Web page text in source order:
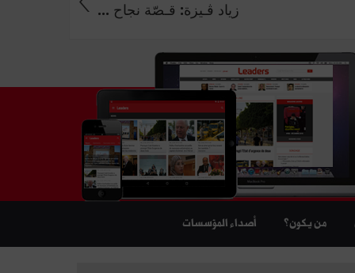
زياد ڤـيزة: قـصّة نجاح ...
من يكون؟ أصداء المؤسسات